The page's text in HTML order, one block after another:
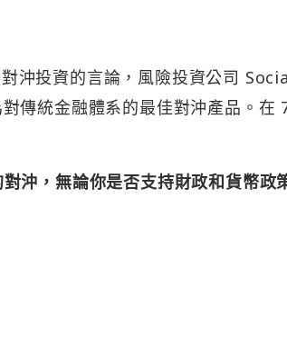
沖投資的言論，風險投資公司
統金融體系的最佳對沖產品。在
沖，無論你是否支持財政和貨幣政